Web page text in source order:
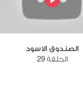
الصندوق الاسود
الحلقة 29